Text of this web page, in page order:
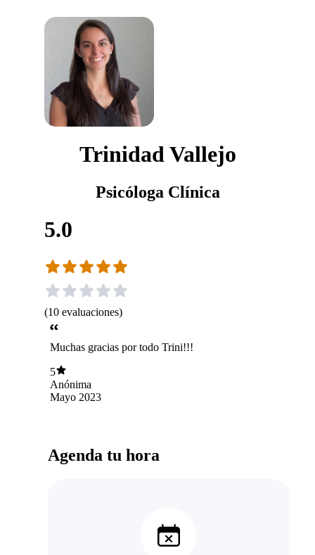
Trinidad Vallejo
Psicóloga Clínica
5.0
(10 evaluaciones)
Muchas gracias por todo Trini!!!
5
Anónima
Mayo 2023
Agenda tu hora